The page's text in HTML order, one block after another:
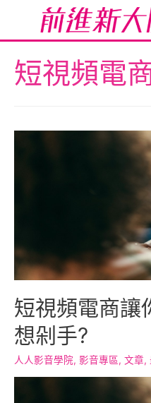
短視頻電
短視頻電商讓
想剁手?
人人影音學院, 影音專區, 文章,